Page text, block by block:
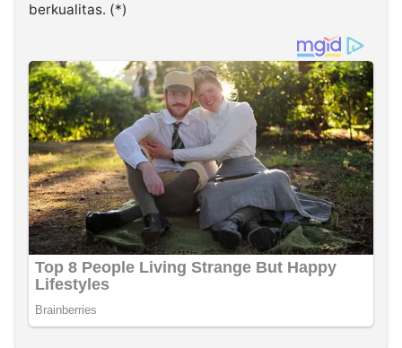
berkualitas. (*)